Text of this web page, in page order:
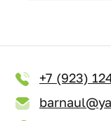
+7 (923)